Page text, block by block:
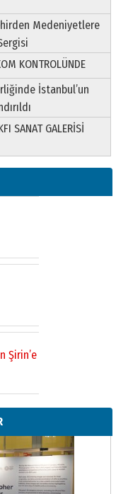
Medeniyetlere
KONTROLÜNDE
İstanbul’un
SANAT GALERİSİ
Şirin’e